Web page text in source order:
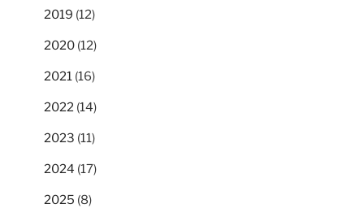
2019 (12)
2020 (12)
2021 (16)
2022 (14)
2023 (11)
2024 (17)
2025 (8)